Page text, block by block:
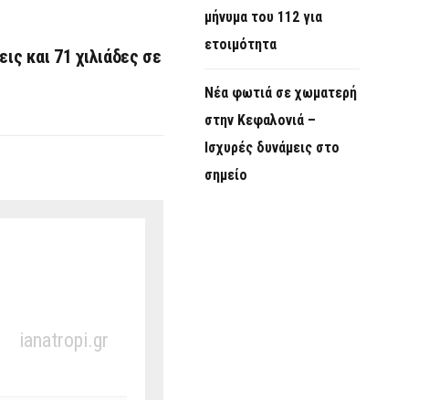
και 71 χιλιάδες σε
ianatropi.gr
μήνυμα του 112 για
ετοιμότητα
Νέα φωτιά σε χωματερή
στην Κεφαλονιά –
Ισχυρές δυνάμεις στο
σημείο